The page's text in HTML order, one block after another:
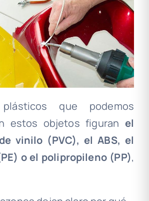
que podemos
estos objetos figuran el
vinilo (PVC), el ABS, el
o el polipropileno (PP),